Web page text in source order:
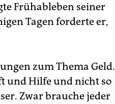
Frühableben seiner
Tagen forderte er,
zum Thema Geld.
und Hilfe und nicht so
Zwar brauche jeder